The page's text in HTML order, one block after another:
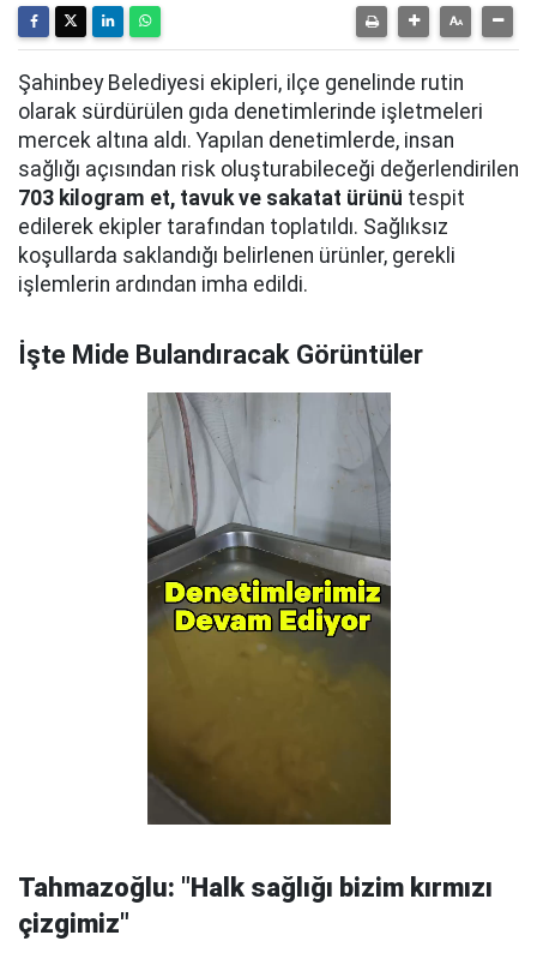
Şahinbey Belediyesi ekipleri, ilçe genelinde rutin
olarak sürdürülen gıda denetimlerinde işletmeleri
mercek altına aldı. Yapılan denetimlerde, insan
sağlığı açısından risk oluşturabileceği değerlendirilen
703 kilogram et, tavuk ve sakatat ürünü tespit
edilerek ekipler tarafından toplatıldı. Sağlıksız
koşullarda saklandığı belirlenen ürünler, gerekli
işlemlerin ardından imha edildi.
İşte Mide Bulandıracak Görüntüler
Tahmazoğlu: "Halk sağlığı bizim kırmızı
çizgimiz"